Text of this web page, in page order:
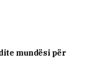
mundësi për